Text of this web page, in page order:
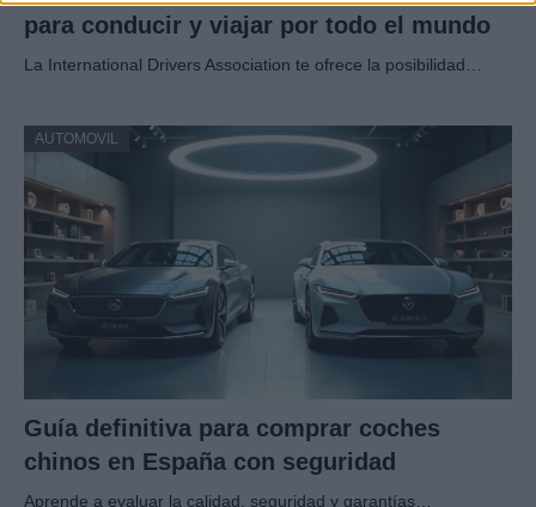
para conducir y viajar por todo el mundo
La International Drivers Association te ofrece la posibilidad…
AUTOMOVIL
Guía definitiva para comprar coches
chinos en España con seguridad
Aprende a evaluar la calidad, seguridad y garantías…